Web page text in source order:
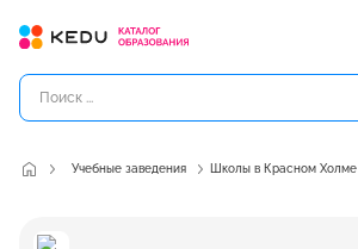
Учебные заведения Школы в Красном Холме